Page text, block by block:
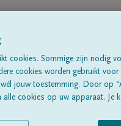
Overleden te ZOTTEGEM
cookies. Sommige zijn nodig
cookies worden gebruikt
jouw toestemming. Door op
cookies op uw apparaat. Je